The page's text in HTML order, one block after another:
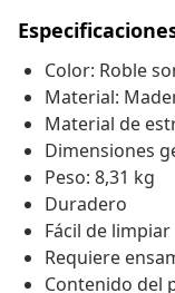
Color: Roble
Material:
Material de
Dimensiones
Peso: 8,31 kg
Duradero
Fácil de limpiar
Requiere
Contenido del